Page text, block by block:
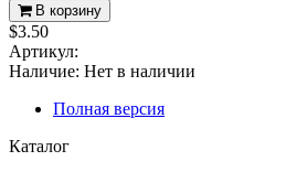
В корзину
$3.50
Артикул:
Наличие: Нет в наличии
Полная версия
Каталог